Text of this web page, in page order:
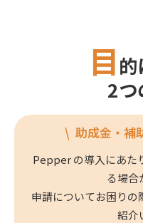
目
2つ
\ 助成金・補
Pepper の導入にあた
る場合
申請についてお困り
紹介